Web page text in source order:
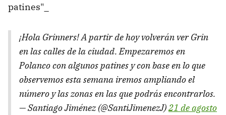
patines"_
¡Hola Grinners! A partir de hoy volverán ver Grin
en las calles de la ciudad. Empezaremos en
Polanco con algunos patines y con base en lo que
observemos esta semana iremos ampliando el
número y las zonas en las que podrás encontrarlos.
— Santiago Jiménez (@SantiJimenezJ)21 de agosto